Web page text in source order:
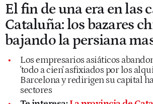
El fin de una era en las
Cataluña: los bazares
bajando la persiana
Los empresarios asiáticos
'todo a cien' asfixiados por los
Barcelona y redirigen su capital
sectores